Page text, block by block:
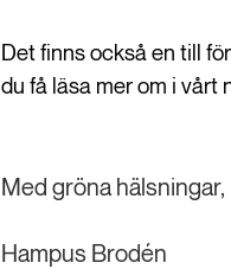
Det finns också en till
du få läsa mer om i vårt
Med gröna hälsningar,
Hampus Brodén